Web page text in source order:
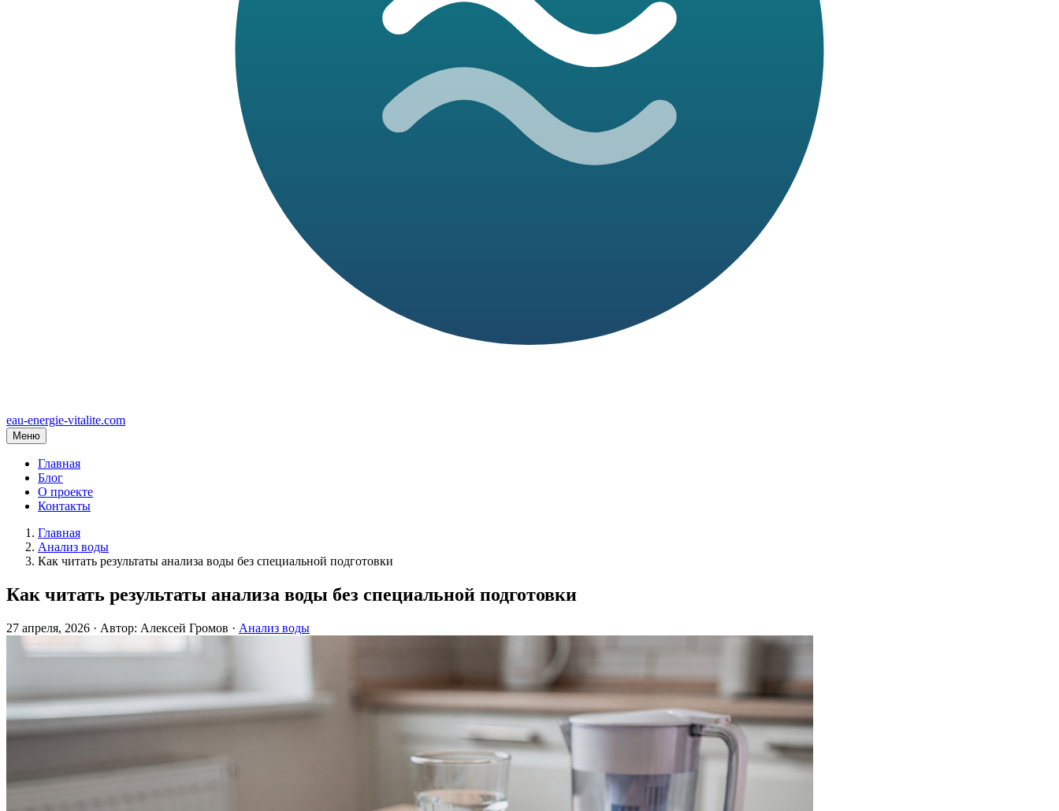
eau-energie-vitalite.com
Меню
Главная
Блог
О проекте
Контакты
Главная
Анализ воды
Как читать результаты анализа воды без специальной подготовки
Как читать результаты анализа воды без специальной подготовки
27 апреля, 2026 · Автор: Алексей Громов · Анализ воды